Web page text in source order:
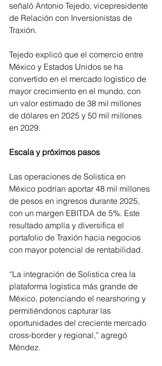
señaló Antonio Tejedo, vicepresidente
de Relación con Inversionistas de
Traxión.
Tejedo explicó que el comercio entre
México y Estados Unidos se ha
convertido en el mercado logístico de
mayor crecimiento en el mundo, con
un valor estimado de 38 mil millones
de dólares en 2025 y 50 mil millones
en 2029.
Escala y próximos pasos
Las operaciones de Solistica en
México podrían aportar 48 mil millones
de pesos en ingresos durante 2025,
con un margen EBITDA de 5%. Este
resultado amplía y diversifica el
portafolio de Traxión hacia negocios
con mayor potencial de rentabilidad.
“La integración de Solistica crea la
plataforma logística más grande de
México, potenciando el nearshoring y
permitiéndonos capturar las
oportunidades del creciente mercado
cross-border y regional,” agregó
Méndez.